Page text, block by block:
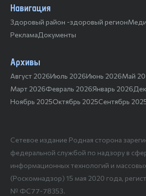
Навигация
Здоровый район -здоровый регион
РекламаДокументы
Архивы
Август 2026Июль 2026Июнь 2026Май
Март 2026Февраль 2026Январь 2026
Ноябрь 2025Октябрь 2025Сентябрь
Сетевое издание Родная сторона
федеральной службой по надзору в
информационных технологий и
(Роскомнадзор) 15 мая 2020 года,
№ ФС77-78353.